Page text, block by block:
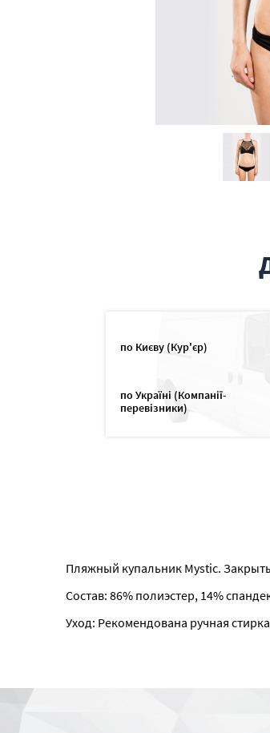
по Києву (Кур'єр)
по Україні (Компанії-
перевізники)
Пляжный купальник Mystic.
Состав: 86% полиэстер, 14%
Уход: Рекомендована ручная